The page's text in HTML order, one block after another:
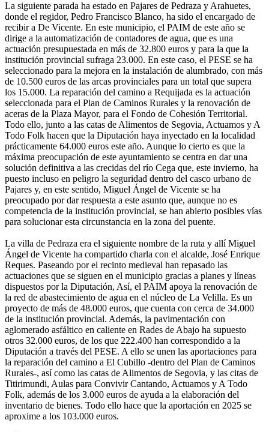
La siguiente parada ha estado en Pajares de Pedraza y Arahuetes,
donde el regidor, Pedro Francisco Blanco, ha sido el encargado de
recibir a De Vicente. En este municipio, el PAIM de este año se
dirige a la automatización de contadores de agua, que es una
actuación presupuestada en más de 32.800 euros y para la que la
institución provincial sufraga 23.000. En este caso, el PESE se ha
seleccionado para la mejora en la instalación de alumbrado, con más
de 10.500 euros de las arcas provinciales para un total que supera
los 15.000. La reparación del camino a Requijada es la actuación
seleccionada para el Plan de Caminos Rurales y la renovación de
aceras de la Plaza Mayor, para el Fondo de Cohesión Territorial.
Todo ello, junto a las catas de Alimentos de Segovia, Actuamos y A
Todo Folk hacen que la Diputación haya inyectado en la localidad
prácticamente 64.000 euros este año. Aunque lo cierto es que la
máxima preocupación de este ayuntamiento se centra en dar una
solución definitiva a las crecidas del río Cega que, este invierno, ha
puesto incluso en peligro la seguridad dentro del casco urbano de
Pajares y, en este sentido, Miguel Ángel de Vicente se ha
preocupado por dar respuesta a este asunto que, aunque no es
competencia de la institución provincial, se han abierto posibles vías
para solucionar esta circunstancia en la zona del puente.
La villa de Pedraza era el siguiente nombre de la ruta y allí Miguel
Ángel de Vicente ha compartido charla con el alcalde, José Enrique
Reques. Paseando por el recinto medieval han repasado las
actuaciones que se siguen en el municipio gracias a planes y líneas
dispuestos por la Diputación, Así, el PAIM apoya la renovación de
la red de abastecimiento de agua en el núcleo de La Velilla. Es un
proyecto de más de 48.000 euros, que cuenta con cerca de 34.000
de la institución provincial. Además, la pavimentación con
aglomerado asfáltico en caliente en Rades de Abajo ha supuesto
otros 32.000 euros, de los que 222.400 han correspondido a la
Diputación a través del PESE. A ello se unen las aportaciones para
la reparación del camino a El Cubillo -dentro del Plan de Caminos
Rurales-, así como las catas de Alimentos de Segovia, y las citas de
Titirimundi, Aulas para Convivir Cantando, Actuamos y A Todo
Folk, además de los 3.000 euros de ayuda a la elaboración del
inventario de bienes. Todo ello hace que la aportación en 2025 se
aproxime a los 103.000 euros.